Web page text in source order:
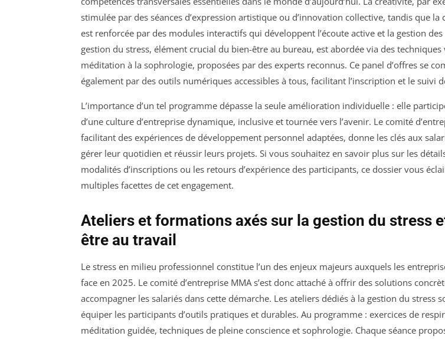
stimulée par des séances d’expression artistique ou d’innovation collective, tandis que
est renforcée par des modules interactifs qui développent l’écoute active et la gestion
gestion du stress, élément crucial du bien-être au bureau, est abordée via des techniques
méditation à la sophrologie, proposées par des experts reconnus. Ce panel d’offres se
également par des outils numériques accessibles à tous, facilitant l’inscription et le suivi
L’importance d’un tel programme dépasse la seule amélioration individuelle : elle
d’une culture d’entreprise dynamique, inclusive et tournée vers l’avenir. Le comité
facilitant des expériences de développement personnel adaptées, donne les clés aux
gérer leur quotidien et réussir leurs projets. Si vous souhaitez en savoir plus sur les
modalités d’inscriptions ou les retours d’expérience des participants, ce dossier vous
multiples facettes de cet engagement.
Ateliers et formations axés sur la gestion du stress
être au travail
Le stress en milieu professionnel constitue l’un des enjeux majeurs auxquels les
face en 2025. Le comité d’entreprise MMA s’est donc attaché à offrir des solutions
accompagner les salariés dans cette démarche. Les ateliers dédiés à la gestion du stress
équiper les participants d’outils pratiques et durables. Au programme : exercices de
méditation guidée, techniques de pleine conscience et sophrologie. Chaque séance